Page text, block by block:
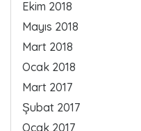
Ekim 2018
Mayıs 2018
Mart 2018
Ocak 2018
Mart 2017
Şubat 2017
Ocak 2017